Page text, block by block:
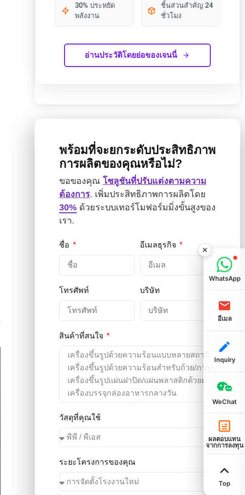
30% ประหยัด
พลังงาน
ชิ้นส่วนสำคัญ 24
ชั่วโมง
อ่านประวัติโดยย่อของเจนนี่
พร้อมที่จะยกระดับประสิทธิภาพ
การผลิตของคุณหรือไม่?
ขอของคุณ โซลูชันที่ปรับแต่งตามความ
ต้องการ. เพิ่มประสิทธิภาพการผลิตโดย
30%ด้วยระบบเทอร์โมฟอร์มมิ่งขั้นสูงของ
เรา.
ชื่อ อีเมลธุรกิจ
โทรศัพท์ บริษัท
สินค้าที่สนใจ
วัสดุที่คุณใช้
ระยะโครงการของคุณ
WhatsApp
อีเมล
Inquiry
WeChat
ผลตอบแทน
จากการลงทุน
Top